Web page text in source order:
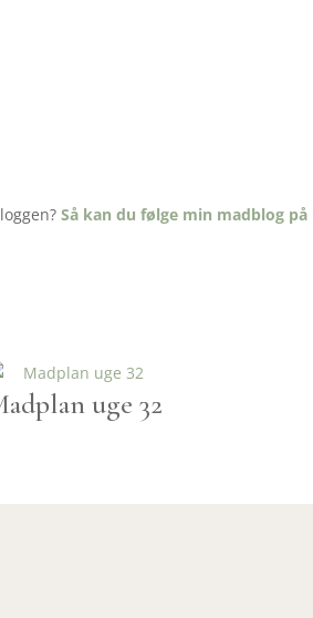
Så kan du følge min madblog på
uge 32